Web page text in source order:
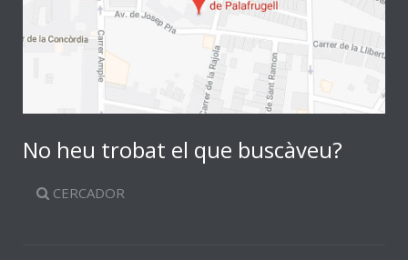
No heu trobat el que buscàveu?
CERCADOR